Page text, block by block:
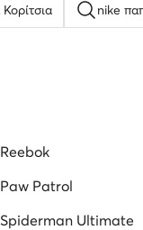
nike
Reebok
Paw Patrol
Spiderman Ultimate